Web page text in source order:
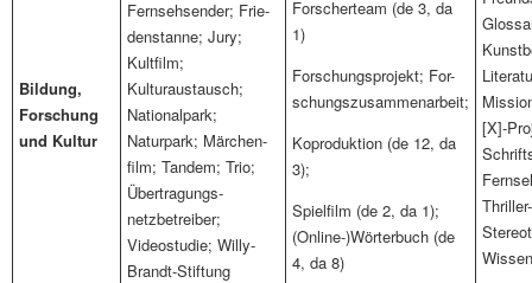
Bildung,
Forschung
und Kultur
Fernsehsender; Frie-
denstanne; Jury;
Kultfilm;
Kulturaustausch;
Nationalpark;
Naturpark; Märchen-
film; Tandem; Trio;
Übertragungs-
netzbetreiber;
Videostudie; Willy-
Brandt-Stiftung
Forscherteam (de 3, da
1)
Forschungsprojekt; For-
schungszusammenarbeit;
Koproduktion (de 12, da
3);
Spielfilm (de 2, da 1);
(Online-)Wörterbuch (de
4, da 8)
[X]-